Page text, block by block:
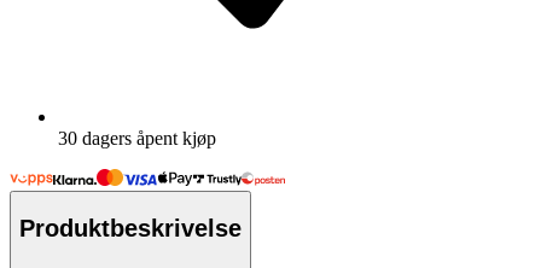
30 dagers åpent kjøp
Produktbeskrivelse